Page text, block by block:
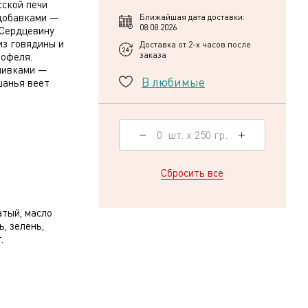
печи
—
говядины и
—
веет
масло
зелень,
Ближайшая дата доставки:
08.08.2026
Доставка от 2-х часов после
заказа
В любимые
0 шт. х 250 гр.
Сбросить все